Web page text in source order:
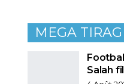
MEGA
Salah